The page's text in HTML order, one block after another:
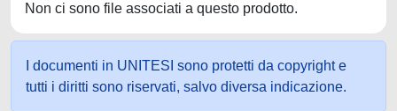
Non ci sono file associati a questo prodotto.
I documenti in UNITESI sono protetti da copyright e
tutti i diritti sono riservati, salvo diversa indicazione.